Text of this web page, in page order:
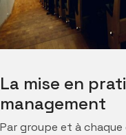
La mise en
management
Par groupe et à